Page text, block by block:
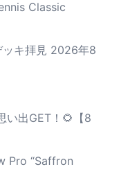
Classic
ッキ拝見 2026年8
い出GET！🌻【8
Pro “Saffron